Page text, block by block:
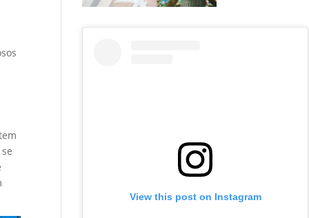
View this post on Instagram